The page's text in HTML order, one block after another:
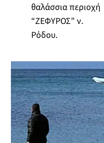
θαλάσσια περιοχή
“ΖΕΦΥΡΟΣ” ν.
Ρόδου.